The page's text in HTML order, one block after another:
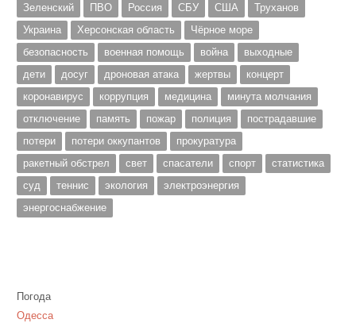
Зеленский
ПВО Россия СБУ США
Труханов
Украина
Херсонская область
Чёрное море
безопасность
военная помощь война
выходные
дети
досуг дроновая атака жертвы
концерт
коронавирус
коррупция медицина
минута молчания
отключение
память пожар полиция
пострадавшие
потери
потери оккупантов
прокуратура
ракетный обстрел
свет спасатели спорт
статистика
суд
теннис экология
электроэнергия
энергоснабжение
Погода
Одесса